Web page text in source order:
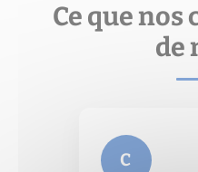
Ce que
de
C